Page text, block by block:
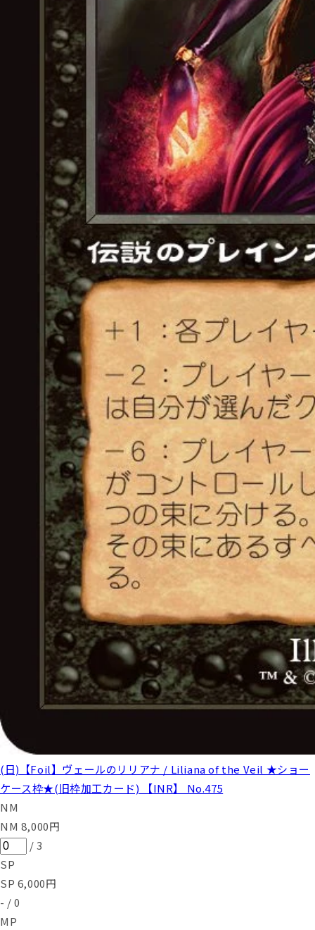
(日)【Foil】ヴェールのリリアナ / Liliana of the Veil ★ショー
ケース枠★(旧枠加工カード) 【INR】 No.475
NM
NM 8,000円
/3
SP
SP 6,000円
- / 0
MP